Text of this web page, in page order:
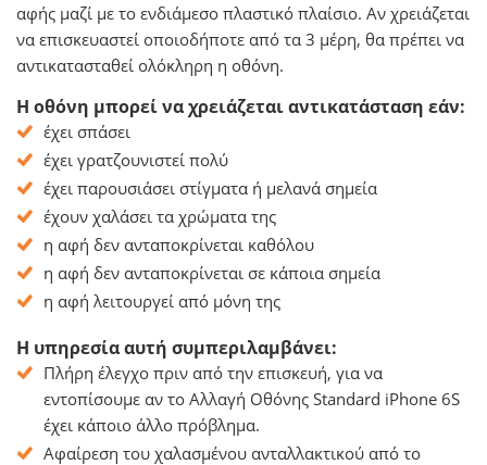
αφής μαζί με το ενδιάμεσο πλαστικό πλαίσιο. Αν χρειάζεται
να επισκευαστεί οποιοδήποτε από τα 3 μέρη, θα πρέπει να
αντικατασταθεί ολόκληρη η οθόνη.
Η οθόνη μπορεί να χρειάζεται αντικατάσταση εάν:
έχει σπάσει
έχει γρατζουνιστεί πολύ
έχει παρουσιάσει στίγματα ή μελανά σημεία
έχουν χαλάσει τα χρώματα της
η αφή δεν ανταποκρίνεται καθόλου
η αφή δεν ανταποκρίνεται σε κάποια σημεία
η αφή λειτουργεί από μόνη της
Η υπηρεσία αυτή συμπεριλαμβάνει:
Πλήρη έλεγχο πριν από την επισκευή, για να
εντοπίσουμε αν το Αλλαγή Οθόνης Standard iPhone 6S
έχει κάποιο άλλο πρόβλημα.
Αφαίρεση του χαλασμένου ανταλλακτικού από το